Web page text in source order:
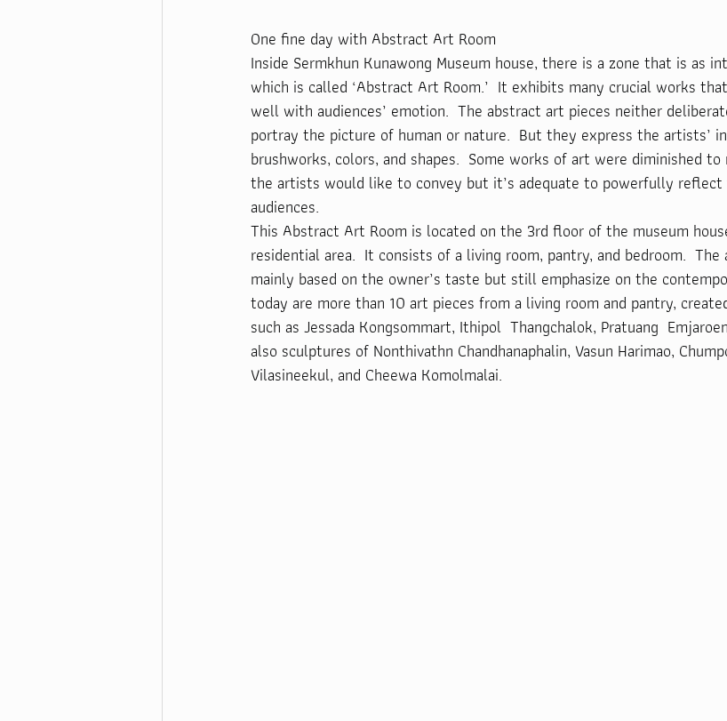
One fine day with Abstract Art Room
Inside Sermkhun Kunawong Museum house, there is a zone that is as
which is called ‘Abstract Art Room.’  It exhibits many crucial works
well with audiences’ emotion.  The abstract art pieces neither
portray the picture of human or nature.  But they express the artists’
brushworks, colors, and shapes.  Some works of art were diminished
the artists would like to convey but it’s adequate to powerfully
audiences.
This Abstract Art Room is located on the 3rd floor of the museum
residential area.  It consists of a living room, pantry, and bedroom.
mainly based on the owner’s taste but still emphasize on the
today are more than 10 art pieces from a living room and pantry,
such as Jessada Kongsommart, Ithipol  Thangchalok, Pratuang
also sculptures of Nonthivathn Chandhanaphalin, Vasun Harimao,
Vilasineekul, and Cheewa Komolmalai.